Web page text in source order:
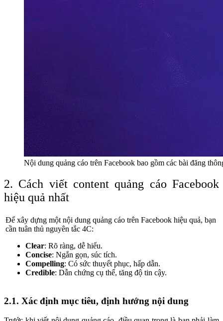
Nội dung quảng cáo trên Facebook bao gồm các bài đăng
2. Cách viết content quảng cáo Facebook
hiệu quả nhất
Để xây dựng một nội dung quảng cáo trên Facebook hiệu quả, bạn
cần tuân thủ nguyên tắc 4C:
Clear: Rõ ràng, dễ hiểu.
Concise: Ngắn gọn, súc tích.
Compelling: Có sức thuyết phục, hấp dẫn.
Credible: Dẫn chứng cụ thể, tăng độ tin cậy.
2.1. Xác định mục tiêu, định hướng nội dung